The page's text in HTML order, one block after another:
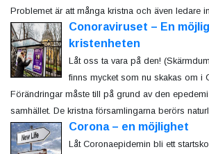
Problemet är att många kristna och även ledare
Conoraviruset – En
kristenheten
Låt oss ta vara på den!
finns mycket som nu skakas om i
Förändringar måste till på grund av den
samhället. De kristna församlingarna berörs
Corona – en möjlighet
Låt Coronaepidemin bli ett